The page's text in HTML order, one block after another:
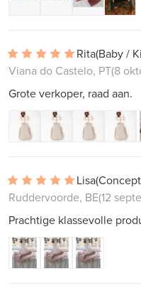
Rita(Baby /
Viana do Castelo, PT(8
Grote verkoper, raad aan.
Lisa
Ruddervoorde, BE(12
Prachtige klassevolle